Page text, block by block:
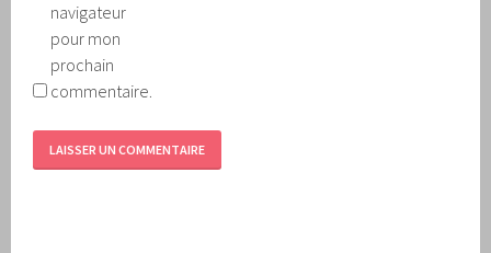
navigateur
pour mon
prochain
commentaire.